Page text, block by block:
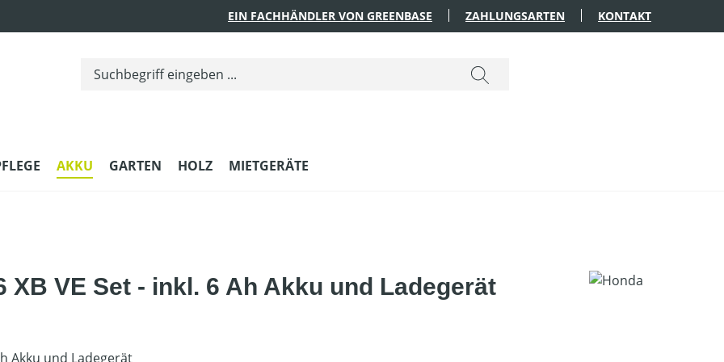
EIN FACHHÄNDLER VON GREENBASE ZAHLUNGSARTEN KONTAKT
AKKU GARTEN HOLZ MIETGERÄTE
XB VE Set - inkl. 6 Ah Akku und Ladegerät